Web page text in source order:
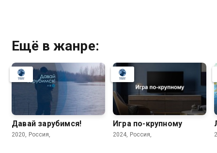
Ещё в жанре:
Давай зарубимся!
2020, Россия,
Игра по-крупному
2024, Россия,